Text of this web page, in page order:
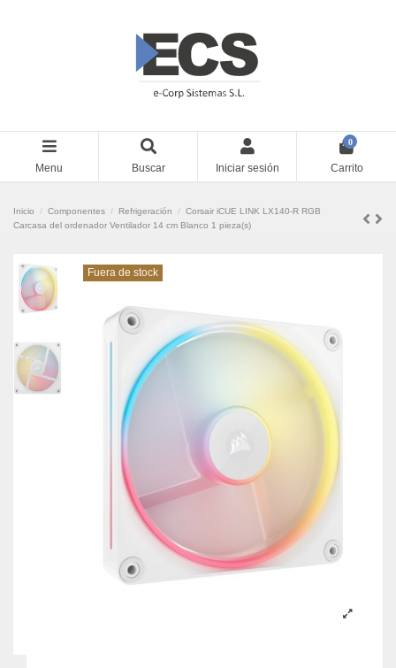
Menu Buscar Iniciar sesión
0
Carrito
Inicio Componentes Refrigeración
Corsair iCUE LINK LX140-R RGB
Carcasa del ordenador Ventilador 14 cm Blanco 1 pieza(s)
Fuera de stock